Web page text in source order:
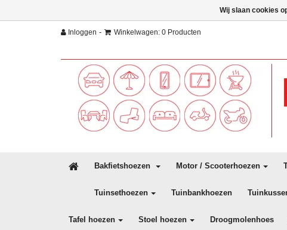
Inloggen - Winkelwagen: 0 Producten
Bakfietshoezen Motor / Scooterhoezen
Tuinsethoezen Tuinbankhoezen
Tafel hoezen Stoel hoezen Droogmolenhoes
Wij slaan cookies